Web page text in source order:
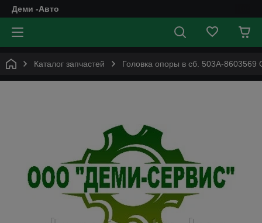
Деми -Авто
Каталог запчастей Головка опоры в сб. 503А-